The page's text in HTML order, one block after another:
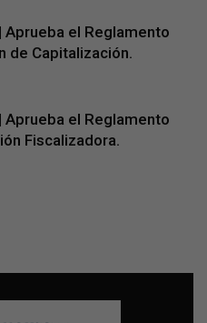
Aprueba el Reglamento
de Capitalización.
Aprueba el Reglamento
Fiscalizadora.